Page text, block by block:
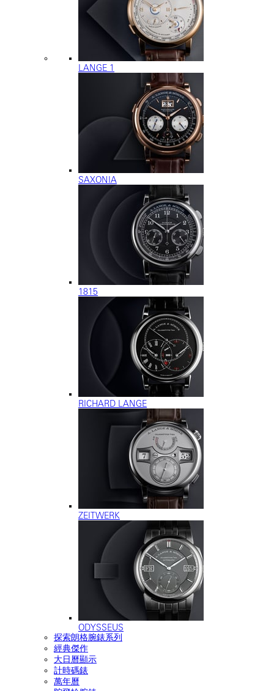
LANGE 1
SAXONIA
1815
RICHARD LANGE
ZEITWERK
ODYSSEUS
探索朗格腕錶系列
經典傑作
大日曆顯示
計時碼錶
萬年曆